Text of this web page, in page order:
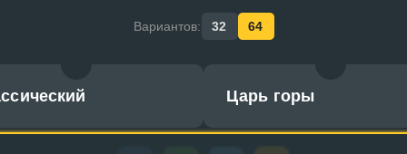
Вариантов: 32 64
Царь горы